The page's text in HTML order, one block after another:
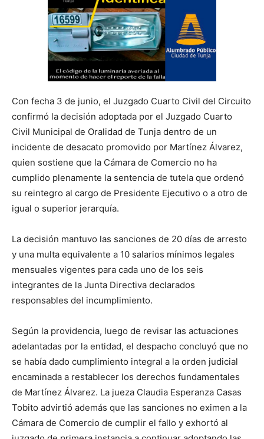
Con fecha 3 de junio, el Juzgado Cuarto Civil del Circuito
confirmó la decisión adoptada por el Juzgado Cuarto
Civil Municipal de Oralidad de Tunja dentro de un
incidente de desacato promovido por Martínez Álvarez,
quien sostiene que la Cámara de Comercio no ha
cumplido plenamente la sentencia de tutela que ordenó
su reintegro al cargo de Presidente Ejecutivo o a otro de
igual o superior jerarquía.
La decisión mantuvo las sanciones de 20 días de arresto
y una multa equivalente a 10 salarios mínimos legales
mensuales vigentes para cada uno de los seis
integrantes de la Junta Directiva declarados
responsables del incumplimiento.
Según la providencia, luego de revisar las actuaciones
adelantadas por la entidad, el despacho concluyó que no
se había dado cumplimiento integral a la orden judicial
encaminada a restablecer los derechos fundamentales
de Martínez Álvarez. La jueza Claudia Esperanza Casas
Tobito advirtió además que las sanciones no eximen a la
Cámara de Comercio de cumplir el fallo y exhortó al